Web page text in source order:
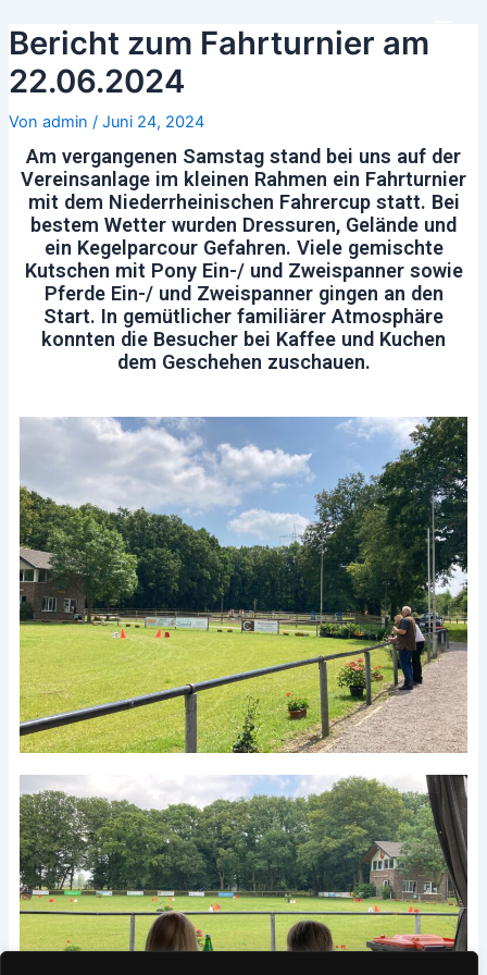
Inhalt
springen
Bericht zum Fahrturnier am
22.06.2024
Von admin / Juni 24, 2024
Am vergangenen Samstag stand bei uns auf der
Vereinsanlage im kleinen Rahmen ein Fahrturnier
mit dem Niederrheinischen Fahrercup statt. Bei
bestem Wetter wurden Dressuren, Gelände und
ein Kegelparcour Gefahren. Viele gemischte
Kutschen mit Pony Ein-/ und Zweispanner sowie
Pferde Ein-/ und Zweispanner gingen an den
Start. In gemütlicher familiärer Atmosphäre
konnten die Besucher bei Kaffee und Kuchen
dem Geschehen zuschauen.
Navigation